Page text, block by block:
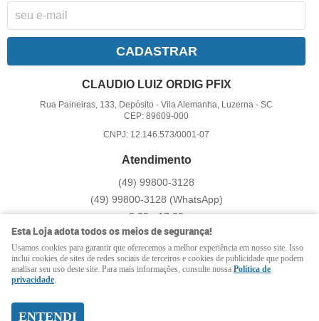
CADASTRAR
CLAUDIO LUIZ ORDIG PFIX
Rua Paineiras, 133, Depósito -Vila Alemanha, Luzerna -SC
CEP: 89609-000
CNPJ: 12.146.573/0001-07
Atendimento
(49) 99800-3128
(49) 99800-3128 (WhatsApp)
8:00 - 17:00
pfix@pfix.com.br
LOJA VIRTUAL CRIADA POR
Esta Loja adota todos os meios de segurança!
Usamos cookies para garantir que oferecemos a melhor experiência em nosso site. Isso
inclui cookies de sites de redes sociais de terceiros e cookies de publicidade que podem
analisar seu uso deste site. Para mais informações, consulte nossa Política de
privacidade.
ENTENDI